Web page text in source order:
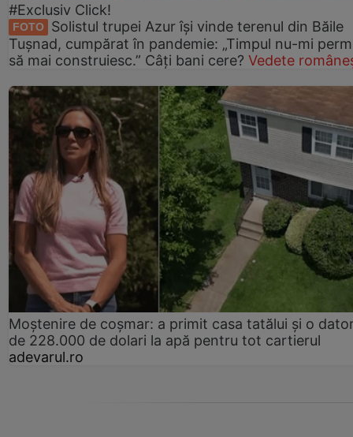
#Exclusiv Click!
FOTO
Solistul trupei Azur își vinde terenul din Băile
Tușnad, cumpărat în pandemie: „Timpul nu-mi
să mai construiesc.” Câți bani cere? Vedete
Moștenire de coșmar: a primit casa tatălui și o
de 228.000 de dolari la apă pentru tot cartierul
adevarul.ro